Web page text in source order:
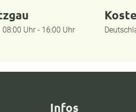
Uhr - 16:00 Uhr
Infos